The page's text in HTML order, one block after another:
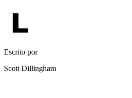
Escrito por
Scott Dillingham